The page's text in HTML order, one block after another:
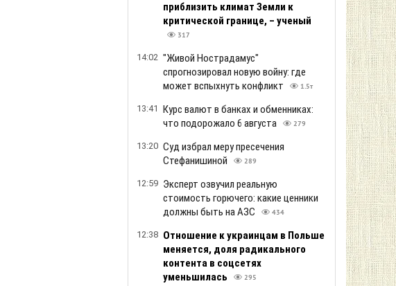
приблизить климат Земли к
критической границе, – ученый
317
14:02 "Живой Нострадамус"
спрогнозировал новую войну: где
может вспыхнуть конфликт
1.5т
13:41 Курс валют в банках и обменниках:
что подорожало 6 августа
279
13:20 Суд избрал меру пресечения
Стефанишиной
289
12:59 Эксперт озвучил реальную
стоимость горючего: какие ценники
должны быть на АЗС
434
12:38 Отношение к украинцам в Польше
меняется, доля радикального
контента в соцсетях
уменьшилась
295